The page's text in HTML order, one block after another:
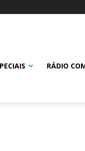
RÁDIO